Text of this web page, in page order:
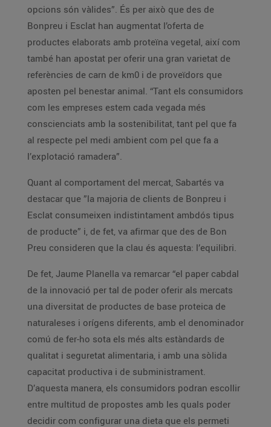
opcions són vàlides”. És per això que des de
Bonpreu i Esclat han augmentat l’oferta de
productes elaborats amb proteïna vegetal, així com
també han apostat per oferir una gran varietat de
referències de carn de km0 i de proveïdors que
aposten pel benestar animal. “Tant els consumidors
com les empreses estem cada vegada més
conscienciats amb la sostenibilitat, tant pel que fa
al respecte pel medi ambient com pel que fa a
l’explotació ramadera”.
Quant al comportament del mercat, Sabartés va
destacar que ”la majoria de clients de Bonpreu i
Esclat consumeixen indistintament ambdós tipus
de producte” i, de fet, va afirmar que des de Bon
Preu consideren que la clau és aquesta: l’equilibri.
De fet, Jaume Planella va remarcar “el paper cabdal
de la innovació per tal de poder oferir als mercats
una diversitat de productes de base proteica de
naturaleses i orígens diferents, amb el denominador
comú de fer-ho sota els més alts estàndards de
qualitat i seguretat alimentaria, i amb una sòlida
capacitat productiva i de subministrament.
D’aquesta manera, els consumidors podran escollir
entre multitud de propostes amb les quals poder
decidir com configurar una dieta que els permeti